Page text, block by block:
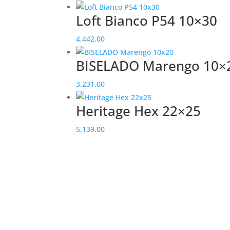
Loft Bianco P54 10×30
4,442.00
BISELADO Marengo
3,231.00
Heritage Hex 22×25
5,139.00